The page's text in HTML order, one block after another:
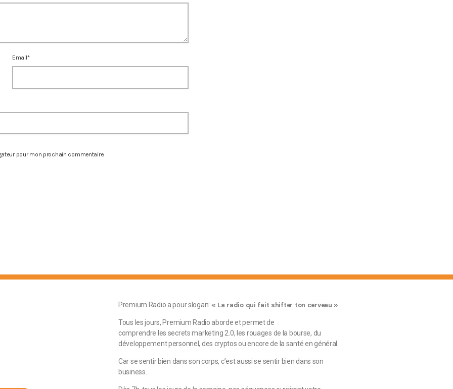
Email*
pour mon prochain commentaire.
Premium Radio a pour slogan: « La radio qui fait shifter ton cerveau »
Tous les jours, Premium Radio aborde et permet de
comprendre les secrets marketing 2.0, les rouages de la bourse, du
développement personnel, des cryptos ou encore de la santé en général.
Car se sentir bien dans son corps, c’est aussi se sentir bien dans son
business.